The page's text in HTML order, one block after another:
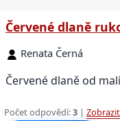
Červené dlaně
Renata Černá
Červené dlaně od
Počet odpovědí:3 |